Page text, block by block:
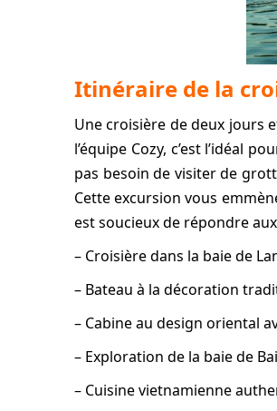
Itinéraire de la
Une croisière de deux jours
l’équipe Cozy, c’est l’idéal
pas besoin de visiter de
Cette excursion vous
est soucieux de répondre
– Croisière dans la baie de
– Bateau à la décoration
– Cabine au design oriental
– Exploration de la baie de
– Cuisine vietnamienne